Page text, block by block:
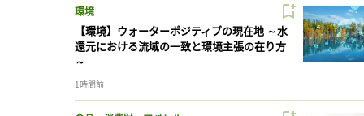
環境
【環境】ウォーターポジティブの現在地 ～水
還元における流域の一致と環境主張の在り方
～
1時間前